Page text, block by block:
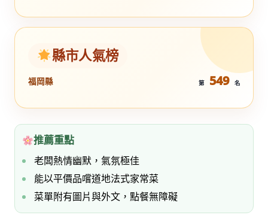
縣市人氣榜
福岡縣 第 549 名
推薦重點
老闆熱情幽默，氣氛極佳
能以平價品嚐道地法式家常菜
菜單附有圖片與外文，點餐無障礙